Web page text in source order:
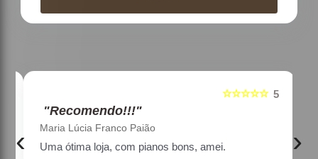
5
☆☆☆☆☆
"Recomendo!!!"
Maria Lúcia Franco Paião
Uma ótima loja, com pianos bons, amei.
‹ ›